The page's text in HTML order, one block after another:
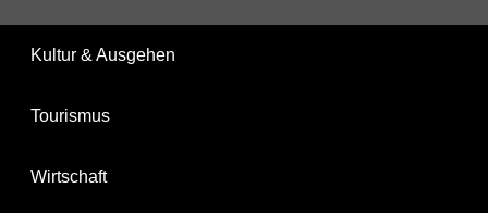
Kultur & Ausgehen
Tourismus
Wirtschaft